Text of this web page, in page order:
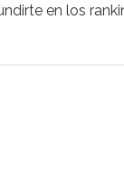
en los